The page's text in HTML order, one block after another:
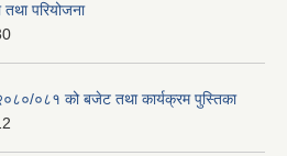
परियोजना
०८१ को बजेट तथा कार्यक्रम पुस्तिका